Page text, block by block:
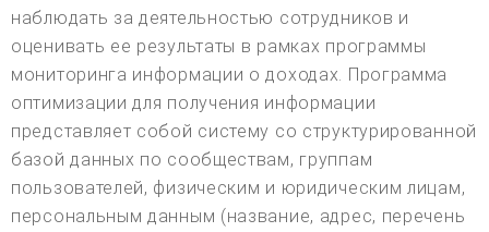
наблюдать за деятельностью сотрудников и
оценивать ее результаты в рамках программы
мониторинга информации о доходах. Программа
оптимизации для получения информации
представляет собой систему со структурированной
базой данных по сообществам, группам
пользователей, физическим и юридическим лицам,
персональным данным (название, адрес, перечень